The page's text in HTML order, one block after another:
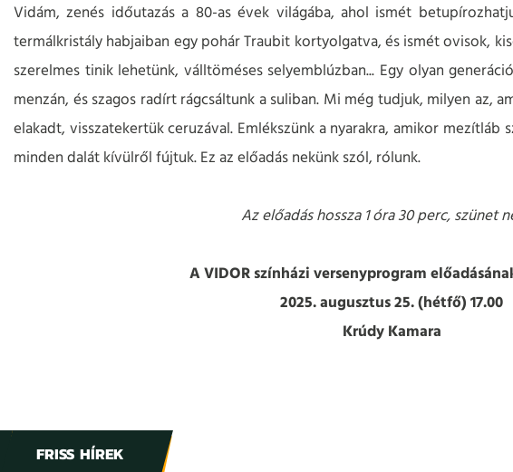
Vidám, zenés időutazás a 80-as évek világába, ahol ismét
termálkristály habjaiban egy pohár Traubit kortyolgatva, és ismét ovisok,
szerelmes tinik lehetünk, válltöméses selyemblúzban... Egy olyan
menzán, és szagos radírt rágcsáltunk a suliban. Mi még tudjuk, milyen az,
elakadt, visszatekertük ceruzával. Emlékszünk a nyarakra, amikor mezítláb
minden dalát kívülről fújtuk. Ez az előadás nekünk szól, rólunk.
Az előadás hossza 1 óra 30 perc, szünet
A VIDOR színházi versenyprogram
2025. augusztus 25. (hétfő) 17.00
Krúdy Kamara
FRISS HÍREK